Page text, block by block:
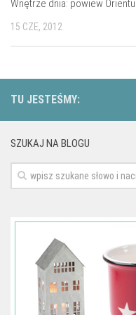
Wnętrze dnia: powiew Orientu
15 CZE, 2012
TU JESTEŚMY:
SZUKAJ NA BLOGU